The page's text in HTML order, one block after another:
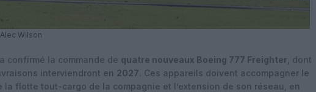
Wilson
a confirmé la commande de quatre nouveaux Boeing 777 Freighter , dont
interviendront en 2027. Ces appareils doivent accompagner le
la flotte tout-cargo de la compagnie et l’extension de son réseau, en